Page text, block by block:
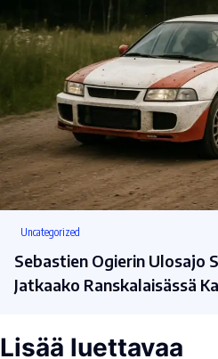
Uncategorized
Sebastien Ogierin Ulosajo
Jatkaako Ranskalaisässä
Lisää luettavaa